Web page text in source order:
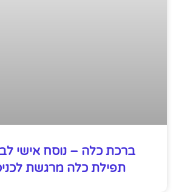
ברכת כלה – נוסח אישי
תפילת כלה מרגשת